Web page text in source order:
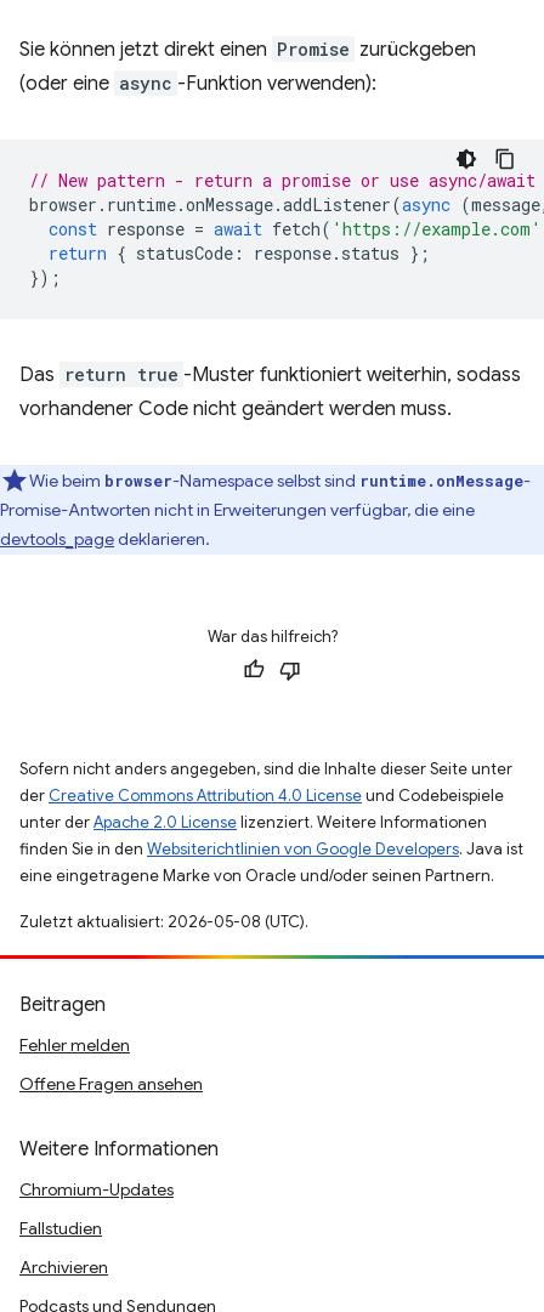
Sie können jetzt direkt einen Promise zurückgeben
(oder eine async -Funktion verwenden):
// New pattern - return a promise or use async/await
browser . runtime.onMessage.addListener(async (message
const response = await fetch( 'https://example.com'
return { statusCode : response. status };
});
Das return true -Muster funktioniert weiterhin, sodass
vorhandener Code nicht geändert werden muss.
Wie beim browser-Namespace selbst sind runtime.onMessage-
Promise-Antworten nicht in Erweiterungen verfügbar, die eine
devtools_pagedeklarieren.
War das hilfreich?
Sofern nicht anders angegeben, sind die Inhalte dieser Seite unter
der Creative Commons Attribution 4.0 Licenseund Codebeispiele
unter derApache 2.0 Licenselizenziert. Weitere Informationen
finden Sie in den Websiterichtlinien von Google Developers. Java ist
eine eingetragene Marke von Oracle und/oder seinen Partnern.
Zuletzt aktualisiert: 2026-05-08 (UTC).
Beitragen
Fehler melden
Offene Fragen ansehen
Weitere Informationen
Chromium-Updates
Fallstudien
Archivieren
Podcasts und Sendungen